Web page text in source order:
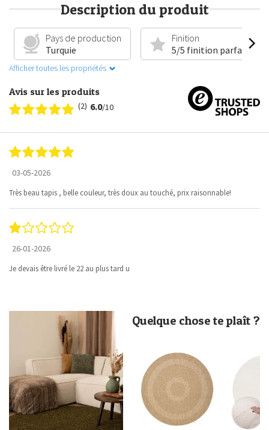
Description du produit
Pays de production
Turquie
Finition
5/5 finition parfaite
Afficher toutes les propriétés
Avis sur les produits
(2) 6.0/10
03-05-2026
Très beau tapis , belle couleur, très doux au touché, prix raisonnable!
26-01-2026
Je devais être livré le 22 au plus tard u
Quelque chose te plaît ?